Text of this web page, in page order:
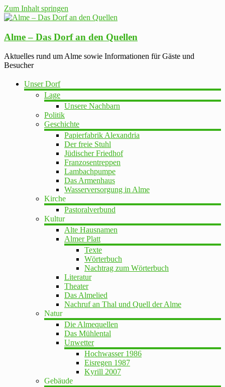
Zum Inhalt springen
Alme – Das Dorf an den Quellen
Aktuelles rund um Alme sowie Informationen für Gäste und
Besucher
Unser Dorf
Lage
Unsere Nachbarn
Politik
Geschichte
Papierfabrik Alexandria
Der freie Stuhl
Jüdischer Friedhof
Franzosentreppen
Lambachpumpe
Das Armenhaus
Wasserversorgung in Alme
Kirche
Pastoralverbund
Kultur
Alte Hausnamen
Almer Platt
Texte
Wörterbuch
Nachtrag zum Wörterbuch
Literatur
Theater
Das Almelied
Nachruf an Thal und Quell der Alme
Natur
Die Almequellen
Das Mühlental
Unwetter
Hochwasser 1986
Eisregen 1987
Kyrill 2007
Gebäude